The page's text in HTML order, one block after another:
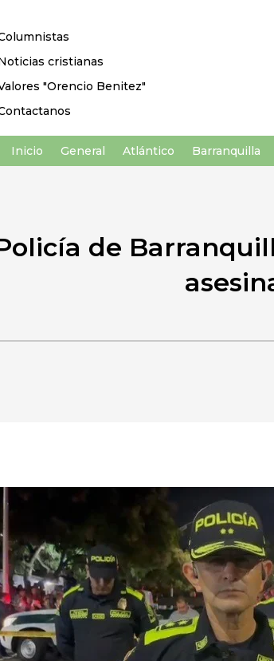
cristianas
"Orencio Benitez"
Inicio General Atlántico Barranquilla
de